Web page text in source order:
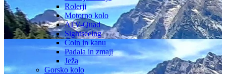
Rolerji
Motorno kolo
ATV-Quad
Sightseeing
Čoln in kanu
Padala in zmaji
Ježa
Gorsko kolo